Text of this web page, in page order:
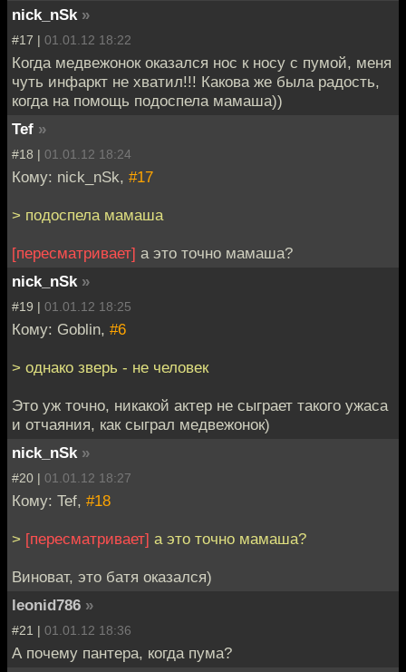
nick_nSk »
#17 | 01.01.12 18:22
Когда медвежонок оказался нос к носу с пумой, меня
чуть инфаркт не хватил!!! Какова же была радость,
когда на помощь подоспела мамаша))
Tef »
#18 | 01.01.12 18:24
Кому: nick_nSk, #17
> подоспела мамаша
[пересматривает] а это точно мамаша?
nick_nSk »
#19 | 01.01.12 18:25
Кому: Goblin, #6
> однако зверь - не человек
Это уж точно, никакой актер не сыграет такого ужаса
и отчаяния, как сыграл медвежонок)
nick_nSk »
#20 | 01.01.12 18:27
Кому: Tef, #18
> [пересматривает] а это точно мамаша?
Виноват, это батя оказался)
leonid786 »
#21 | 01.01.12 18:36
А почему пантера, когда пума?